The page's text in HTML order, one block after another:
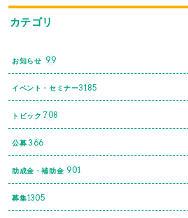
カテゴリ
お知らせ 99
イベント・セミナー3185
トピック 708
公募 366
助成金・補助金 901
募集1305